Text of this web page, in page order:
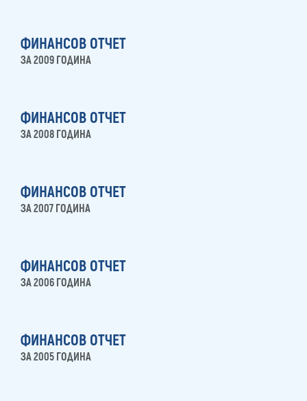
ФИНАНСОВ ОТЧЕТ
ЗА 2009 ГОДИНА
ФИНАНСОВ ОТЧЕТ
ЗА 2008 ГОДИНА
ФИНАНСОВ ОТЧЕТ
ЗА 2007 ГОДИНА
ФИНАНСОВ ОТЧЕТ
ЗА 2006 ГОДИНА
ФИНАНСОВ ОТЧЕТ
ЗА 2005 ГОДИНА